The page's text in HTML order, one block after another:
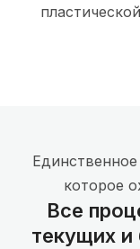
которое
Все
текущих и